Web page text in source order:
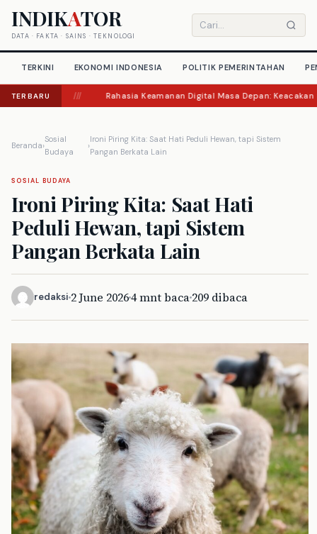
Langsung
ke
konten
INDIKATOR
DATA · FAKTA · SAINS · TEKNOLOGI
Cari
artikel
TERKINI EKONOMI INDONESIA POLITIK PEMERINTAHAN
TERBARU
/// Rahasia Keamanan Digital Masa Depan: Keacakan Sempurna
Beranda›
Sosial
Budaya
›
Ironi Piring Kita: Saat Hati Peduli Hewan, tapi Sistem
Pangan Berkata Lain
SOSIAL BUDAYA
Ironi Piring Kita: Saat Hati
Peduli Hewan, tapi Sistem
Pangan Berkata Lain
redaksi 2 June 20264 mnt baca209 dibaca